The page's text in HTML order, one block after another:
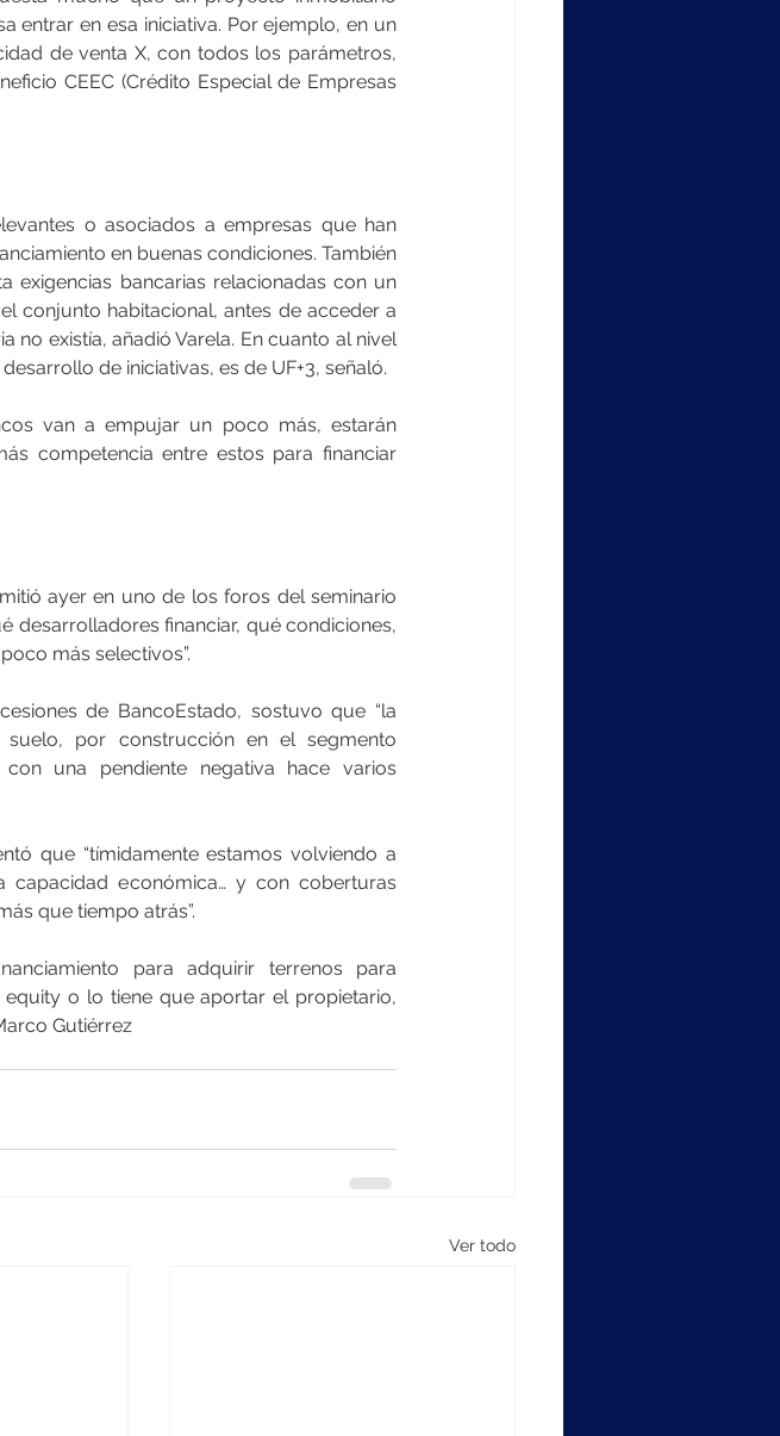
entrar en esa iniciativa. Por ejemplo, en un
de venta X, con todos los parámetros,
CEEC (Crédito Especial de Empresas
o asociados a empresas que han
en buenas condiciones. También
exigencias bancarias relacionadas con un
conjunto habitacional, antes de acceder a
no existía, añadió Varela. En cuanto al nivel
de iniciativas, es de UF+3, señaló.
van a empujar un poco más, estarán
competencia entre estos para financiar
ayer en uno de los foros del seminario
desarrolladores financiar, qué condiciones,
más selectivos”.
de BancoEstado, sostuvo que “la
por construcción en el segmento
una pendiente negativa hace varios
que “tímidamente estamos volviendo a
económica… y con coberturas
que tiempo atrás”.
para adquirir terrenos para
o lo tiene que aportar el propietario,
Gutiérrez
Ver todo